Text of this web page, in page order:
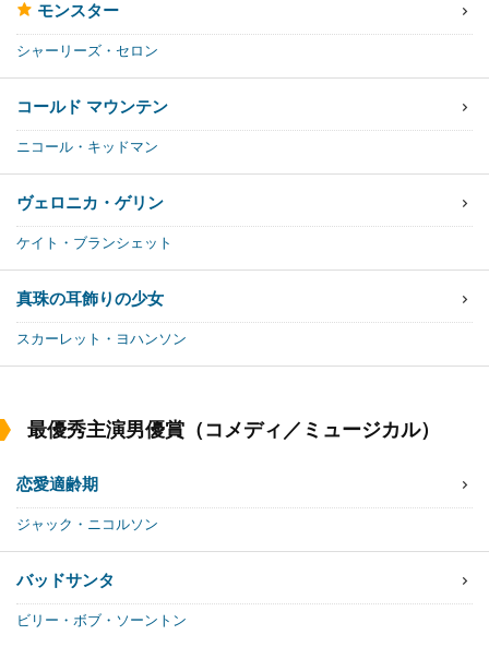
モンスター
シャーリーズ・セロン
コールド マウンテン
ニコール・キッドマン
ヴェロニカ・ゲリン
ケイト・ブランシェット
真珠の耳飾りの少女
スカーレット・ヨハンソン
最優秀主演男優賞（コメディ／ミュージカル）
恋愛適齢期
ジャック・ニコルソン
バッドサンタ
ビリー・ボブ・ソーントン